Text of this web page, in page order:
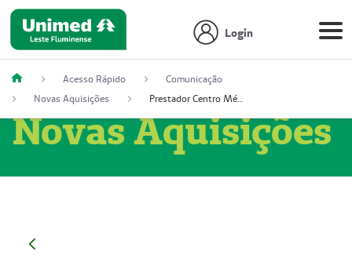
Login
Acesso Rápido
Comunicação
Novas Aquisições
Prestador Centro Médico Vitória Ltda, 51004350-4: Centro Médico Vitória Ltda (Nome Fantasia: Policlínica Master)
Novas Aquisições